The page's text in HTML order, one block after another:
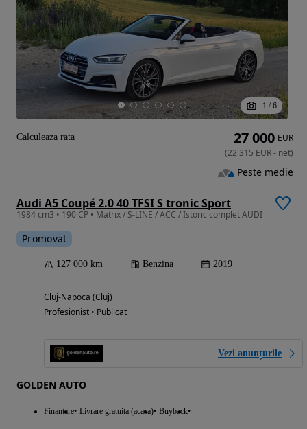
1 / 6
Audi A5 Coupé 2.0 40 TFSI S tronic Sport
1984 cm3 • 190 CP • Matrix / S-LINE / ACC / Istoric complet AUDI
Promovat
127 000 km Benzina 2019
Cluj-Napoca (Cluj)
Profesionist • Publicat
Vezi anunțurile
GOLDEN AUTO
Finantare Livrare gratuita (acasa) Buyback
27 000 EUR
(22 315 EUR- net)
Peste medie
Calculeaza rata